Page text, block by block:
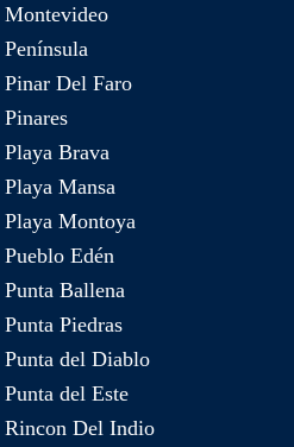
Montevideo
Pinar Del Faro
Brava
Mansa
Playa Montoya
Edén
Ballena
Piedras
Punta del Diablo
del Este
Rincon Del Indio